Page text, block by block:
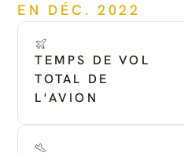
EN DÉC. 2022
TEMPS DE VOL
TOTAL DE
L'AVION